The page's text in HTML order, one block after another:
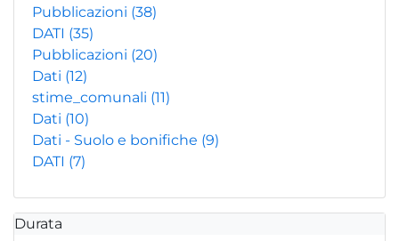
Pubblicazioni (38)
DATI (35)
Pubblicazioni (20)
Dati (12)
stime_comunali (11)
Dati (10)
Dati - Suolo e bonifiche (9)
DATI (7)
Durata